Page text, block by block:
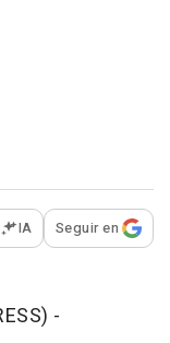
opciones para
IA Seguir en
-